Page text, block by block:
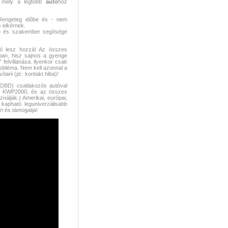
a legtöbbautóhoz
időbe és - nem
és szakember segítsége
lesz hozzá! Az összes
hisz sajnos a gyenge
" felvillanása. ilyenkor csak
Nem kell azonnal a
(pl.: kontakt hiba)!
csatlakozós autóval
KWP2000, és az összes
Amerikai, európai,
leguniverzálisabb
és támogatja!